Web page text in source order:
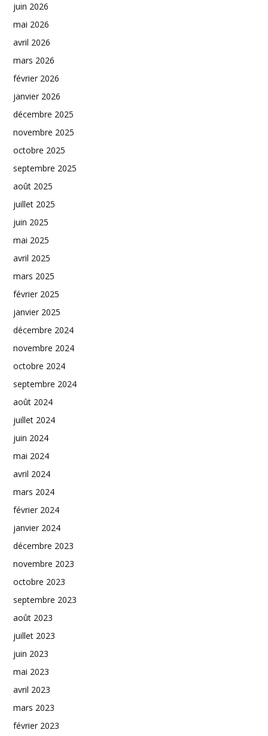
juin 2026
mai 2026
avril 2026
mars 2026
février 2026
janvier 2026
décembre 2025
novembre 2025
octobre 2025
septembre 2025
août 2025
juillet 2025
juin 2025
mai 2025
avril 2025
mars 2025
février 2025
janvier 2025
décembre 2024
novembre 2024
octobre 2024
septembre 2024
août 2024
juillet 2024
juin 2024
mai 2024
avril 2024
mars 2024
février 2024
janvier 2024
décembre 2023
novembre 2023
octobre 2023
septembre 2023
août 2023
juillet 2023
juin 2023
mai 2023
avril 2023
mars 2023
février 2023